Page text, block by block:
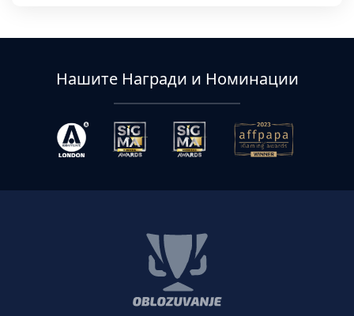
Нашите Награди и Номинации